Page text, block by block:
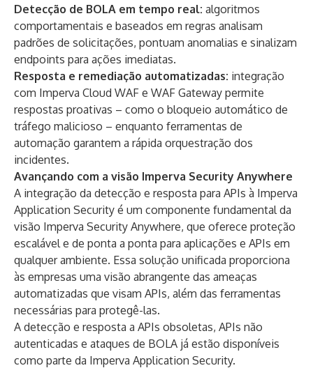
Detecção de BOLA em tempo real: algoritmos
comportamentais e baseados em regras analisam
padrões de solicitações, pontuam anomalias e sinalizam
endpoints para ações imediatas.
Resposta e remediação automatizadas: integração
com Imperva Cloud WAF e WAF Gateway permite
respostas proativas – como o bloqueio automático de
tráfego malicioso – enquanto ferramentas de
automação garantem a rápida orquestração dos
incidentes.
Avançando com a visão Imperva Security Anywhere
A integração da detecção e resposta para APIs à Imperva
Application Security é um componente fundamental da
visão Imperva Security Anywhere, que oferece proteção
escalável e de ponta a ponta para aplicações e APIs em
qualquer ambiente. Essa solução unificada proporciona
às empresas uma visão abrangente das ameaças
automatizadas que visam APIs, além das ferramentas
necessárias para protegê-las.
A detecção e resposta a APIs obsoletas, APIs não
autenticadas e ataques de BOLA já estão disponíveis
como parte da Imperva Application Security.